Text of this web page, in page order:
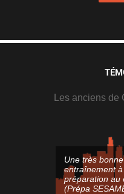
Les anciens de
Une très
entraînement
préparation au
(Prépa